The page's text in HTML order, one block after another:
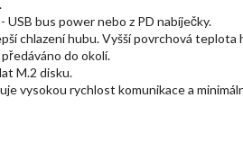
USB bus power nebo z PD nabíječky.
chlazení hubu. Vyšší povrchová
do okolí.
M.2 disku.
vysokou rychlost komunikace a